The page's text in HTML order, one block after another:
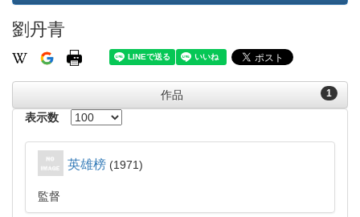
劉丹青
1
作品
表示数
英雄榜 1971
監督